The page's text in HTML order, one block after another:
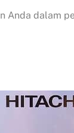
Anda dalam